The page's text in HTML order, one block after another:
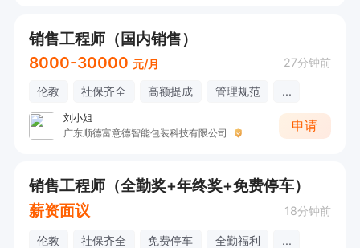
销售工程师（国内销售）
8000-30000 元/月 27分钟前
伦教 社保齐全 高额提成 管理规范 ...
刘小姐
广东顺德富意德智能包装科技有限公司
申请
销售工程师（全勤奖+年终奖+免费停车）
薪资面议
18分钟前
伦教 社保齐全 免费停车 全勤福利 ...